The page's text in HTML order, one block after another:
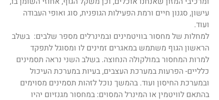
עישון, סגנון חיים ורמת הפעילות הגופנית, סוג ואופי העבודה
ועוד.
למחלות של מחסור בוויטמינים ובמינרלים מספר שלבים: בשלב
הראשון הגוף משתמש במאגרים זמינים לו ומסוגל לתפקד
למרות המחסור במולקולה הנחוצה. בשלב השני נראה תסמינים
כלליים- הפרעות במערכת העצבים, בעיות במערכת העיכול
ובמערכת החיסון ועוד. בהמשך נוכל לזהות תסמינים מסוימים
בהתאם לוויטמין או המינרל המסוים: במחסור מגנזיום יהיו